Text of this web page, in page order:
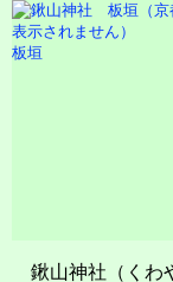
板垣
鍬山神社（くわ